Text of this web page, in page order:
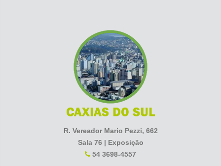
R. Vereador Mario Pezzi, 662
Sala 76 | Exposição
54 3698-4557